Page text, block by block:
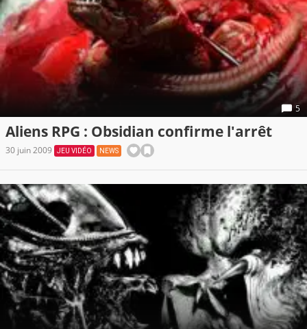
5
Aliens RPG : Obsidian confirme l'arrêt
30 juin 2009 JEU VIDÉO NEWS